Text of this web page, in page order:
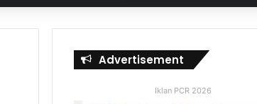
Advertisement
Iklan PCR 2026